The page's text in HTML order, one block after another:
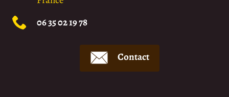
06 35 02 19 78
Contact